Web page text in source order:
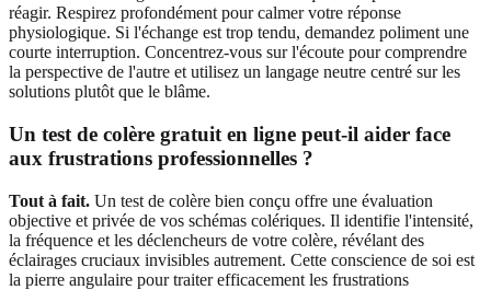
réagir. Respirez profondément pour calmer votre réponse
physiologique. Si l'échange est trop tendu, demandez poliment une
courte interruption. Concentrez-vous sur l'écoute pour comprendre
la perspective de l'autre et utilisez un langage neutre centré sur les
solutions plutôt que le blâme.
Un test de colère gratuit en ligne peut-il aider face
aux frustrations professionnelles ?
Tout à fait. Un test de colère bien conçu offre une évaluation
objective et privée de vos schémas colériques. Il identifie l'intensité,
la fréquence et les déclencheurs de votre colère, révélant des
éclairages cruciaux invisibles autrement. Cette conscience de soi est
la pierre angulaire pour traiter efficacement les frustrations